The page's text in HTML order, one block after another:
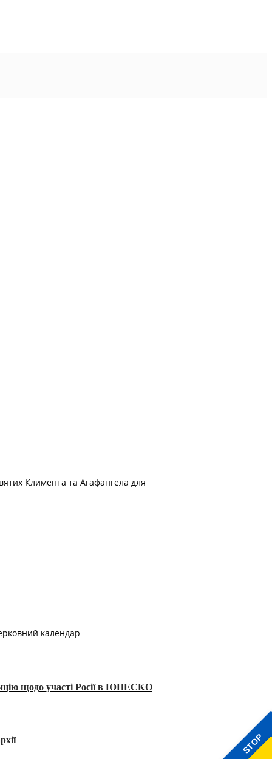
STOP
Климента та Агафангела для
календар
щодо участі Росії в ЮНЕСКО